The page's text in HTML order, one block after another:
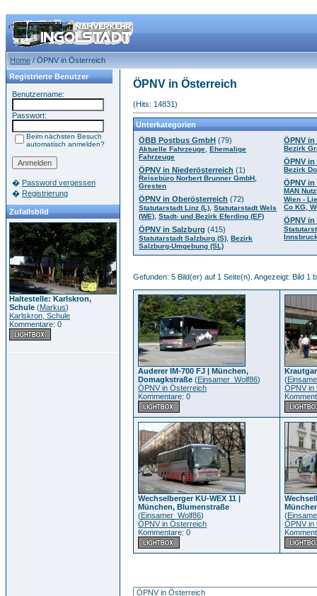
Home / ÖPNV in Österreich
Registrierte Benutzer
Benutzername:
Passwort:
Beim nächsten Besuch
automatisch anmelden?
� Password vergessen
� Registrierung
Zufallsbild
Haltestelle: Karlskron,
Schule (Markus)
Karlskron, Schule
Kommentare: 0
ÖPNV in Österreich
(Hits: 14831)
Unterkategorien
ÖBB Postbus GmbH (79)
Aktuelle Fahrzeuge Ehemalige
Fahrzeuge
ÖPNV in Niederösterreich (1)
Reisebüro Norbert Brunner GmbH,
Gresten
ÖPNV in Oberösterreich (72)
Statutarstadt Linz (L) Statutarstadt Wels
(WE) Stadt- und Bezirk Eferding (EF)
ÖPNV in Salzburg (415)
Statutarstadt Salzburg (S) Bezirk
Salzburg-Umgebung (SL)
ÖPNV
Bezirk
ÖPNV in
Bezirk
ÖPNV in
MAN
Wien -
Co KG,
ÖPNV
Gefunden: 5 Bild(er) auf 1 Seite(n). Angezeigt: Bild 1
Auderer IM-700 FJ | München,
Domagkstraße (Einsamer_Wolf86)
ÖPNV in Österreich
Kommentare: 0
(
ÖPNV in
Wechselberger KU-WEX 11 |
München, Blumenstraße
(Einsamer_Wolf86)
ÖPNV in Österreich
Kommentare: 0
(
ÖPNV in